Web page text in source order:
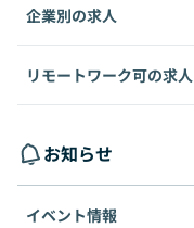
企業別の求人
リモートワーク可の求人
お知らせ
イベント情報